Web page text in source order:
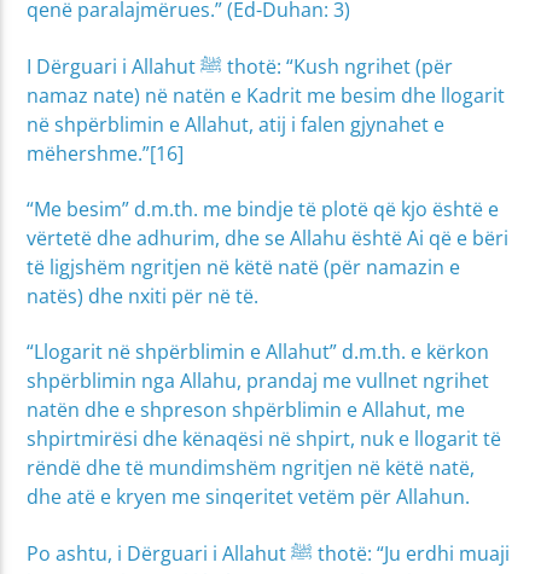
qenë paralajmërues.” (Ed-Duhan: 3)
I Dërguari i Allahut ﷺ thotë: “Kush ngrihet (për
namaz nate) në natën e Kadrit me besim dhe llogarit
në shpërblimin e Allahut, atij i falen gjynahet e
mëhershme.”[16]
“Me besim” d.m.th. me bindje të plotë që kjo është e
vërtetë dhe adhurim, dhe se Allahu është Ai që e bëri
të ligjshëm ngritjen në këtë natë (për namazin e
natës) dhe nxiti për në të.
“Llogarit në shpërblimin e Allahut” d.m.th. e kërkon
shpërblimin nga Allahu, prandaj me vullnet ngrihet
natën dhe e shpreson shpërblimin e Allahut, me
shpirtmirësi dhe kënaqësi në shpirt, nuk e llogarit të
rëndë dhe të mundimshëm ngritjen në këtë natë,
dhe atë e kryen me sinqeritet vetëm për Allahun.
Po ashtu, i Dërguari i Allahut ﷺ thotë: “Ju erdhi muaji